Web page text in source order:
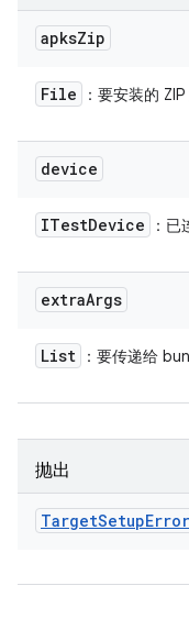
apksZip
File ：要安装的
device
ITestDevice ：
extraArgs
List ：要传递给
抛出
TargetSetupError